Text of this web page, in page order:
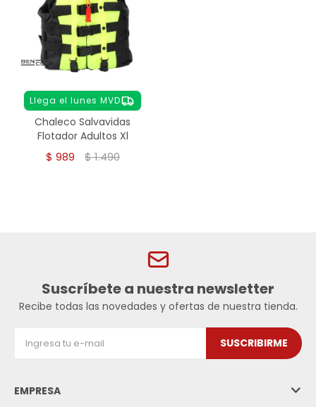
Llega el lunes MVD
Chaleco Salvavidas
Flotador Adultos Xl
$ 989 $1.490
Suscríbete a nuestra newsletter
Recibe todas las novedades y ofertas de nuestra tienda.
SUSCRIBIRME
EMPRESA